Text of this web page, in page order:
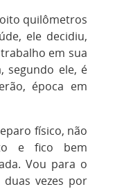
quilômetros
ele decidiu,
em sua
segundo ele, é
época em
físico, não
e fico bem
Vou para o
vezes por